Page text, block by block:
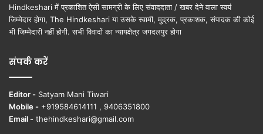
Hindkeshari में प्रकाशित ऐसी सामग्री के लिए संवाददाता / खबर देने वाला स्वयं
जिम्मेदार होगा, The Hindkeshari या उसके स्वामी, मुद्रक, प्रकाशक, संपादक की कोई
भी जिम्मेदारी नहीं होगी. सभी विवादों का न्यायक्षेत्र जगदलपुर होगा
संपर्क करें
Editor - Satyam Mani Tiwari
Mobile - +919584614111 , 9406351800
Email - thehindkeshari@gmail.com